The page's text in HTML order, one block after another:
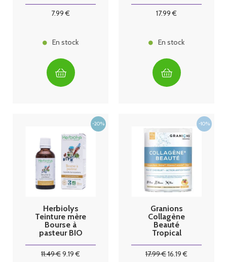
7.99 €
En stock
17.99 €
En stock
Herbiolys
Teinture mère
Bourse à
pasteur BIO
11.49€9.19 €
Granions
Collagène
Beauté
Tropical
17.99€16.19 €